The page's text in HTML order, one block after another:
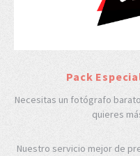
Pack
Necesitas un fotógrafo
quieres
Nuestro servicio mejor de